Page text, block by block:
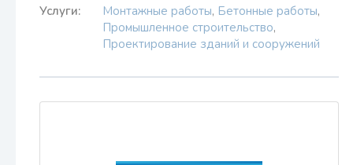
Услуги: Монтажные работы, Бетонные работы,
Промышленное строительство,
Проектирование зданий и сооружений